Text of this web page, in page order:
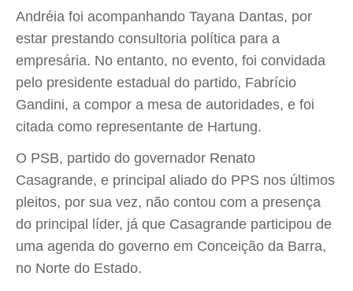
Andréia foi acompanhando Tayana Dantas, por
estar prestando consultoria política para a
empresária. No entanto, no evento, foi convidada
pelo presidente estadual do partido, Fabrício
Gandini, a compor a mesa de autoridades, e foi
citada como representante de Hartung.
O PSB, partido do governador Renato
Casagrande, e principal aliado do PPS nos últimos
pleitos, por sua vez, não contou com a presença
do principal líder, já que Casagrande participou de
uma agenda do governo em Conceição da Barra,
no Norte do Estado.